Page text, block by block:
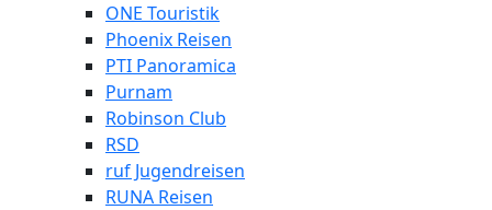
ONE Touristik
Phoenix Reisen
PTI Panoramica
Purnam
Robinson Club
RSD
ruf Jugendreisen
RUNA Reisen